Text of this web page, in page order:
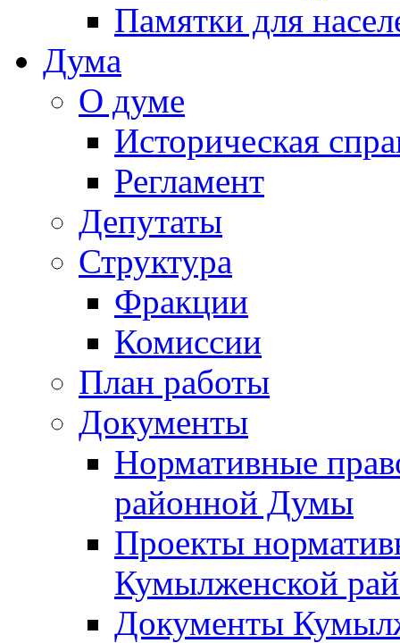
Памятки для
Дума
О думе
Историческая
Регламент
Депутаты
Структура
Фракции
Комиссии
План работы
Документы
Нормативные
районной Думы
Проекты
Кумылженской
Документы